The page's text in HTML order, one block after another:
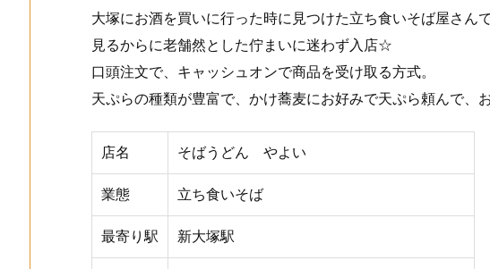
大塚にお酒を買いに行った時に見つけた立ち食いそば屋さんで
見るからに老舗然とした佇まいに迷わず入店☆
口頭注文で、キャッシュオンで商品を受け取る方式。
天ぷらの種類が豊富で、かけ蕎麦にお好みで天ぷら頼んで、
店名 そばうどん やよい
業態 立ち食いそば
最寄り駅 新大塚駅